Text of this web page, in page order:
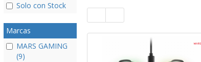
Solo con Stock
Marcas
MARS GAMING
(9)